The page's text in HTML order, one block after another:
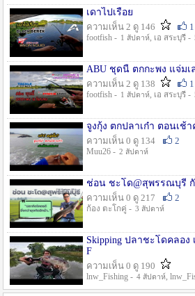
เดาไปเรื่อย
ความเห็น 2 ดู 146
1
footfish - 1 สัปดาห์, เอ สระบุรี -
ABU ชุดนี้ ตกกะพง แจ่มเ
ความเห็น 2 ดู 138
1
footfish - 1 สัปดาห์, เอ สระบุรี -
จูงกุ้ง ตกปลาเก๋า ตอนเช้า
ความเห็น 0 ดู 134
2
Muu26 - 2 สัปดาห์
ช่อน ชะโด@สุพรรณบุรี
ความเห็น 0 ดู 217
2
ก้อง ตะโกคู่ - 3 สัปดาห์
Skipping ปลาชะโดคลอง
F
ความเห็น 0 ดู 190
lnw_Fishing - 4 สัปดาห์,